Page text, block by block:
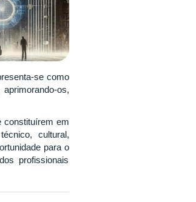
se como
os,
constituírem em
cultural,
para o
profissionais